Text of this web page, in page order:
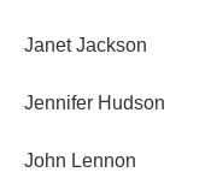
Janet Jackson
Jennifer Hudson
John Lennon